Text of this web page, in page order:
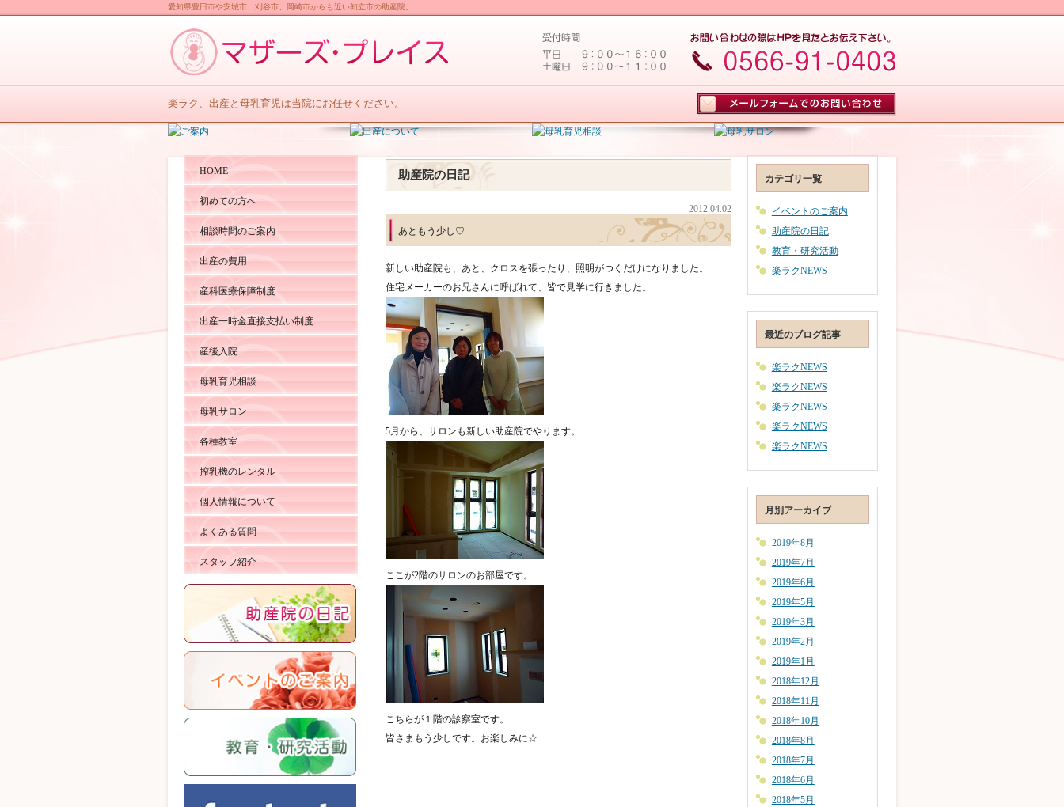
愛知県豊田市や安城市、刈谷市、岡崎市からも近い知立市の助産院。
楽ラク、出産と母乳育児は当院にお任せください。
助産院の日記
2012.04.02
あともう少し♡
新しい助産院も、あと、クロスを張ったり、照明がつくだけになりました。
住宅メーカーのお兄さんに呼ばれて、皆で見学に行きました。
5月から、サロンも新しい助産院でやります。
ここが2階のサロンのお部屋です。
こちらが１階の診察室です。
皆さまもう少しです。お楽しみに☆
カテゴリ一覧
イベントのご案内
助産院の日記
教育・研究活動
楽ラクNEWS
最近のブログ記事
楽ラクNEWS
楽ラクNEWS
楽ラクNEWS
楽ラクNEWS
楽ラクNEWS
月別アーカイブ
2019年8月
2019年7月
2019年6月
2019年5月
2019年3月
2019年2月
2019年1月
2018年12月
2018年11月
2018年10月
2018年8月
2018年7月
2018年6月
2018年5月
HOME
初めての方へ
相談時間のご案内
出産の費用
産科医療保障制度
出産一時金直接支払い制度
産後入院
母乳育児相談
母乳サロン
各種教室
搾乳機のレンタル
個人情報について
よくある質問
スタッフ紹介